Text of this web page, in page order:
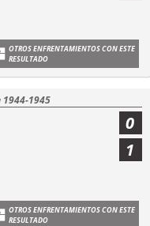
OTROS ENFRENTAMIENTOS CON ESTE
RESULTADO
1944-1945
0
1
OTROS ENFRENTAMIENTOS CON ESTE
RESULTADO